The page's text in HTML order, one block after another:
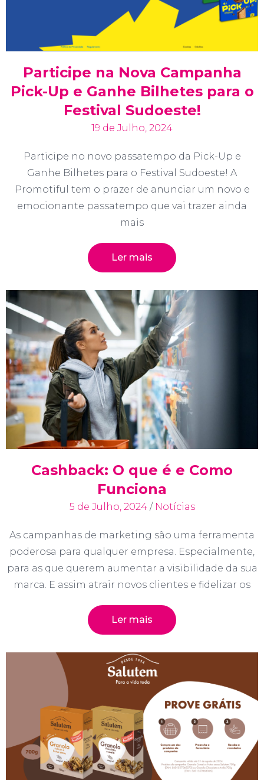
Participe na Nova Campanha
Pick-Up e Ganhe Bilhetes para o
Festival Sudoeste!
19 de Julho, 2024
Participe no novo passatempo da Pick-Up e
Ganhe Bilhetes para o Festival Sudoeste! A
Promotiful tem o prazer de anunciar um novo e
emocionante passatempo que vai trazer ainda
mais
Ler mais
Cashback: O que é e Como
Funciona
5 de Julho, 2024 / Notícias
As campanhas de marketing são uma ferramenta
poderosa para qualquer empresa. Especialmente,
para as que querem aumentar a visibilidade da sua
marca. E assim atrair novos clientes e fidelizar os
Ler mais